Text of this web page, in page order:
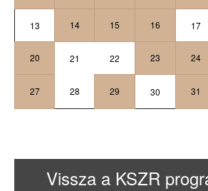
13 14 15 16 17
20 21 22 23 24
27 28 29 30 31
Vissza a KSZR